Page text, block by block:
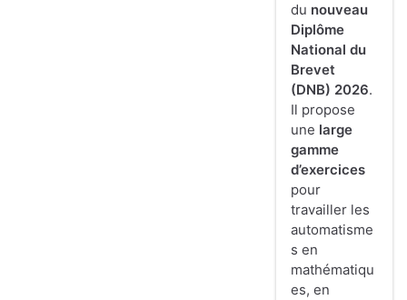
du nouveau
Diplôme
National du
Brevet
(DNB) 2026.
Il propose
une large
gamme
d’exercices
pour
travailler les
automatisme
s en
mathématiqu
es, en